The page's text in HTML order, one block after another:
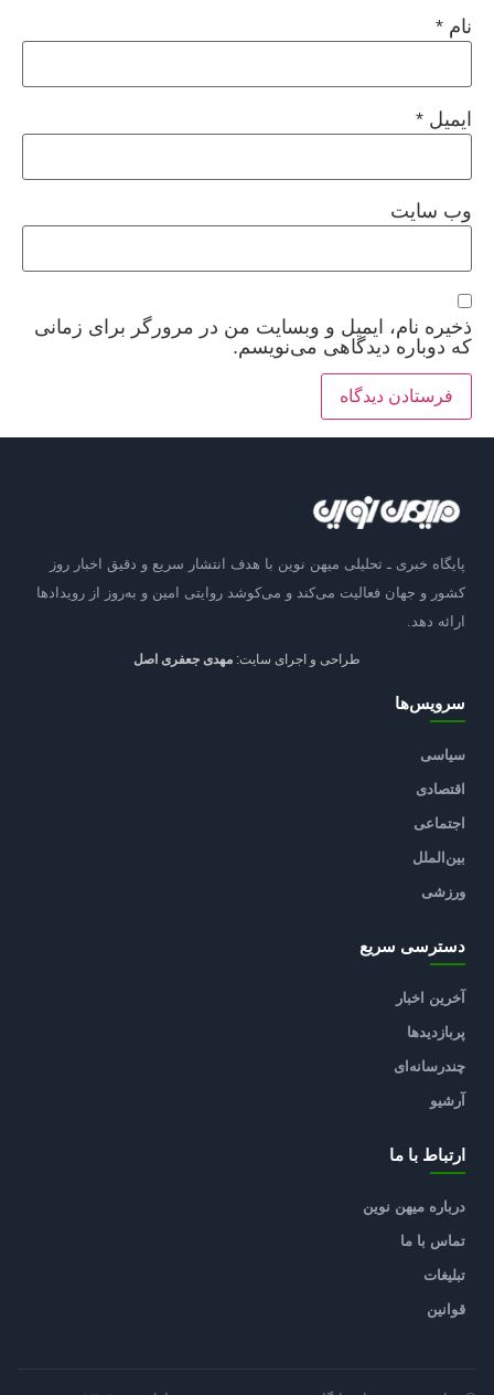
نام *
ایمیل *
وب‌ سایت
ذخیره نام، ایمیل و وبسایت من در مرورگر برای زمانی
که دوباره دیدگاهی می‌نویسم.
پایگاه خبری ـ تحلیلی میهن نوین با هدف انتشار سریع و دقیق اخبار روز
کشور و جهان فعالیت می‌کند و می‌کوشد روایتی امین و به‌روز از رویدادها
ارائه دهد.
طراحی و اجرای سایت: مهدی جعفری اصل
سرویس‌ها
سیاسی
اقتصادی
اجتماعی
بین‌الملل
ورزشی
دسترسی سریع
آخرین اخبار
پربازدیدها
چندرسانه‌ای
آرشیو
ارتباط با ما
درباره میهن نوین
تماس با ما
تبلیغات
قوانین